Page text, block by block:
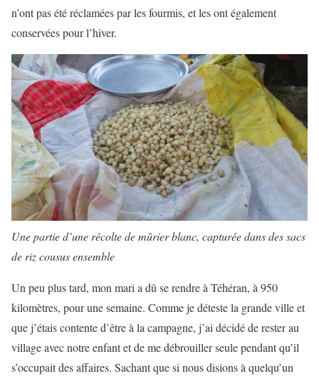
n’ont pas été réclamées par les fourmis, et les ont également
conservées pour l’hiver.
Une partie d’une récolte de mûrier blanc, capturée dans des sacs
de riz cousus ensemble
Un peu plus tard, mon mari a dû se rendre à Téhéran, à 950
kilomètres, pour une semaine. Comme je déteste la grande ville et
que j’étais contente d’être à la campagne, j’ai décidé de rester au
village avec notre enfant et de me débrouiller seule pendant qu’il
s’occupait des affaires. Sachant que si nous disions à quelqu’un